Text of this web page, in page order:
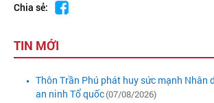
Chia sẻ:
TIN MỚI
Thôn Trần Phú phát huy sức mạnh Nhân
an ninh Tổ quốc(07/08/2026)